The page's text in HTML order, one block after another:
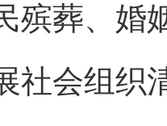
殡葬、婚
社会组织